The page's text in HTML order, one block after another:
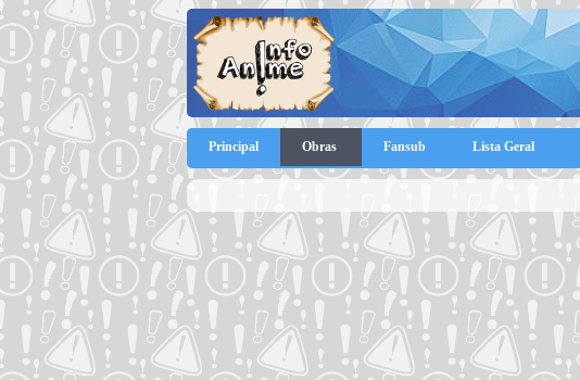
Principal Obras Fansub Lista Geral